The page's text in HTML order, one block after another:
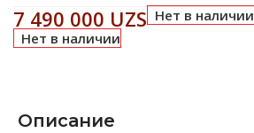
7 490 000 UZS Нет в наличии
Нет в наличии
Описание